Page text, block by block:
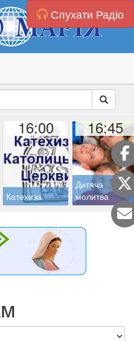
Слухати Радіо
16:00
Катехиза
16:45
Дитяча
молитва